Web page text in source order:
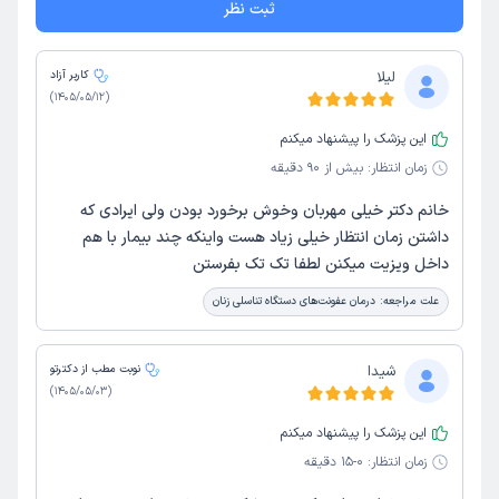
ثبت نظر
لیلا
کاربر آزاد
(
1405/05/12
)
این پزشک را پیشنهاد میکنم
زمان انتظار: بیش از 90 دقیقه
خانم دکتر خیلی مهربان وخوش برخورد بودن ولی ایرادی که
داشتن زمان انتظار خیلی زیاد هست واینکه چند بیمار با هم
داخل ویزیت میکنن لطفا تک تک بفرستن
علت مراجعه: درمان عفونت‌های دستگاه تناسلی زنان
شیدا
نوبت مطب از دکترتو
(
1405/05/03
)
این پزشک را پیشنهاد میکنم
زمان انتظار: 0-15 دقیقه